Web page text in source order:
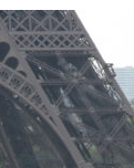
полтора раза
Авг 7, 2026